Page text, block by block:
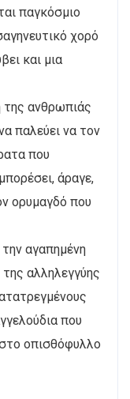
παγκόσμιο
χορό
και μια
της ανθρωπιάς
παλεύει να τον
που
άραγε,
ορυμαγδό που
αγαπημένη
αλληλεγγύης
που
οπισθόφυλλο